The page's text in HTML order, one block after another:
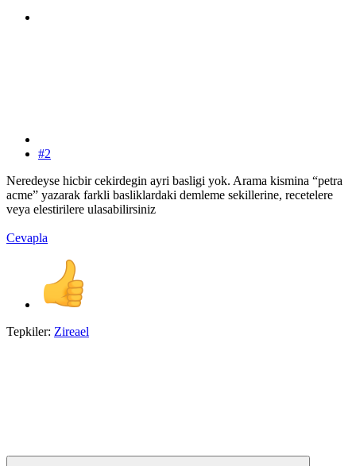
#2
Neredeyse hicbir cekirdegin ayri basligi yok. Arama kismina “petra
acme” yazarak farkli basliklardaki demleme sekillerine, recetelere
veya elestirilere ulasabilirsiniz
Cevapla
Tepkiler: Zireael